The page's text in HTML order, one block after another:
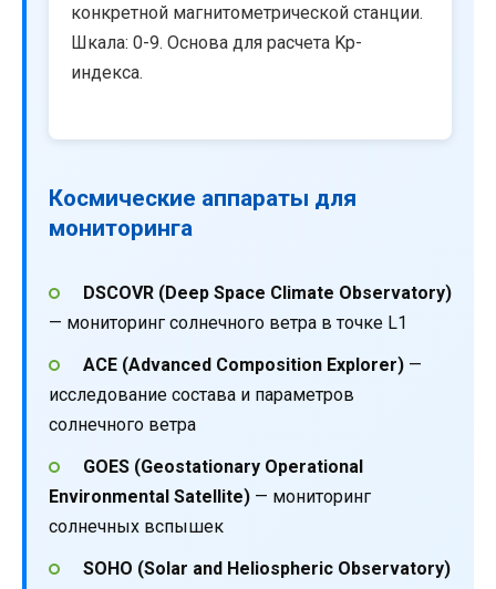
конкретной магнитометрической станции.
Шкала: 0-9. Основа для расчета Kp-
индекса.
Космические аппараты для
мониторинга
DSCOVR (Deep Space Climate Observatory)
— мониторинг солнечного ветра в точке L1
ACE (Advanced Composition Explorer)—
исследование состава и параметров
солнечного ветра
GOES (Geostationary Operational
Environmental Satellite) — мониторинг
солнечных вспышек
SOHO (Solar and Heliospheric Observatory)